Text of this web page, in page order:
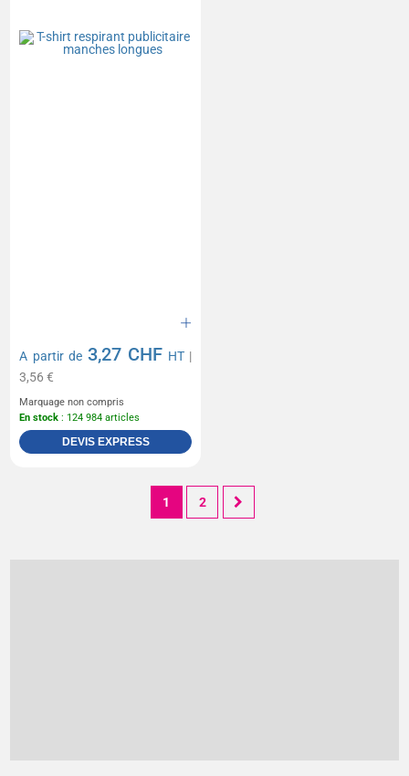
A partir de 3,27 CHF HT|
3,56 €
Marquage non compris
En stock : 124 984 articles
DEVIS EXPRESS
1 2